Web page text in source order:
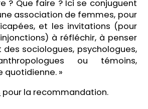
? Que faire ? Ici se conjuguent
association de femmes, pour
et les invitations (pour
à réfléchir, à penser
des sociologues, psychologues,
ou témoins,
quotidienne. »
pour la recommandation.